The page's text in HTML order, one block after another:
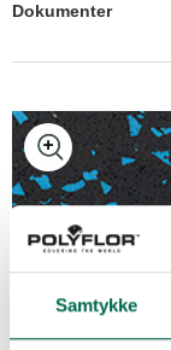
Samtykke
Dokumenter